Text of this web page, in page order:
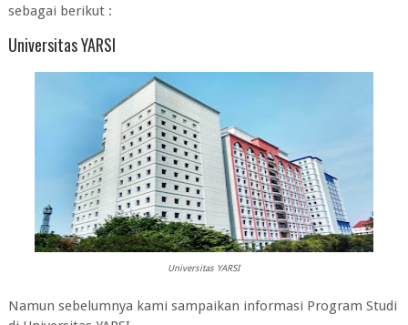
sebagai berikut :
Universitas YARSI
Universitas YARSI
Namun sebelumnya kami sampaikan informasi Program Studi